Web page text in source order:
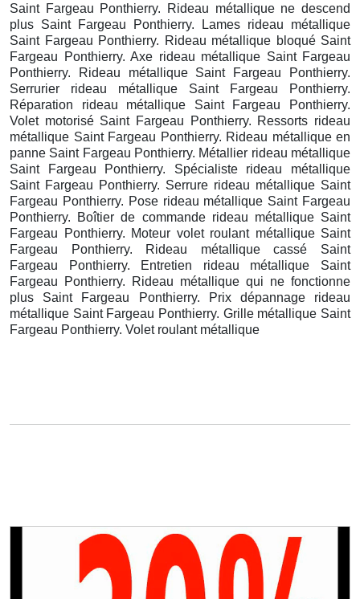
Saint Fargeau Ponthierry. Rideau métallique ne descend
plus Saint Fargeau Ponthierry. Lames rideau métallique
Saint Fargeau Ponthierry. Rideau métallique bloqué Saint
Fargeau Ponthierry. Axe rideau métallique Saint Fargeau
Ponthierry. Rideau métallique Saint Fargeau Ponthierry.
Serrurier rideau métallique Saint Fargeau Ponthierry.
Réparation rideau métallique Saint Fargeau Ponthierry.
Volet motorisé Saint Fargeau Ponthierry. Ressorts rideau
métallique Saint Fargeau Ponthierry. Rideau métallique en
panne Saint Fargeau Ponthierry. Métallier rideau métallique
Saint Fargeau Ponthierry. Spécialiste rideau métallique
Saint Fargeau Ponthierry. Serrure rideau métallique Saint
Fargeau Ponthierry. Pose rideau métallique Saint Fargeau
Ponthierry. Boîtier de commande rideau métallique Saint
Fargeau Ponthierry. Moteur volet roulant métallique Saint
Fargeau Ponthierry. Rideau métallique cassé Saint
Fargeau Ponthierry. Entretien rideau métallique Saint
Fargeau Ponthierry. Rideau métallique qui ne fonctionne
plus Saint Fargeau Ponthierry. Prix dépannage rideau
métallique Saint Fargeau Ponthierry. Grille métallique Saint
Fargeau Ponthierry. Volet roulant métallique